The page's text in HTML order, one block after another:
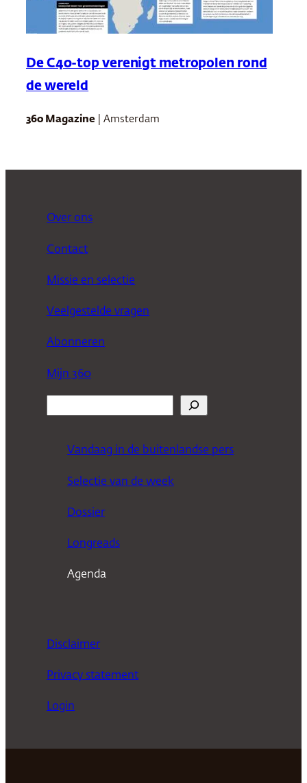
De C40-top verenigt metropolen rond
de wereld
360 Magazine | Amsterdam
Over ons
Contact
Missie en selectie
Veelgestelde vragen
Abonneren
Mijn 360
Vandaag in de buitenlandse pers
Selectie van de week
Dossier
Longreads
Agenda
Disclaimer
Privacy statement
Login